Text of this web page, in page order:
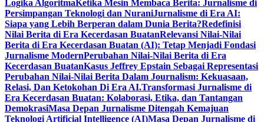
Logika AlgoritmaKetika Mesin Membaca Berita: Jurnalisme di
Persimpangan Teknologi dan NuraniJurnalisme di Era AI:
Siapa yang Lebih Berperan dalam Dunia Berita?Redefinisi
Nilai Berita di Era Kecerdasan BuatanRelevansi Nilai-Nilai
Berita di Era Kecerdasan Buatan (AI): Tetap Menjadi Fondasi
Jurnalisme ModernPerubahan Nilai-Nilai Berita di Era
Kecerdasan BuatanKasus Jeffrey Epstain Sebagai Representasi
Perubahan Nilai-Nilai Berita Dalam Journalism: Kekuasaan,
Relasi, Dan Ketokohan Di Era AI.Transformasi Jurnalisme di
Era Kecerdasan Buatan: Kolaborasi, Etika, dan Tantangan
DemokrasiMasa Depan Jurnalisme Ditengah Kemajuan
Teknologi Artificial Intelligence (AI)Masa Depan Jurnalisme di